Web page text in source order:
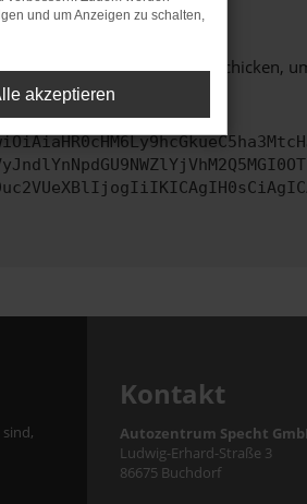
unterstützt werden.
kannst uns diesen Text schicken,
Kontakt
Autozentrum Specht
Ludwig-Erhard-Straße 3
86675 Buchdorf
und um Anzeigen zu schalten,
akzeptieren